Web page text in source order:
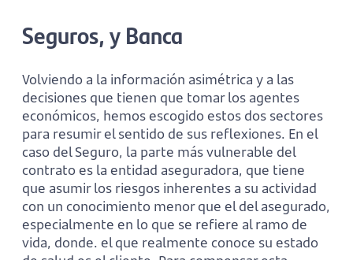
Seguros, y Banca
Volviendo a la información asimétrica y a las
decisiones que tienen que tomar los agentes
económicos, hemos escogido estos dos sectores
para resumir el sentido de sus reflexiones. En el
caso del Seguro, la parte más vulnerable del
contrato es la entidad aseguradora, que tiene
que asumir los riesgos inherentes a su actividad
con un conocimiento menor que el del asegurado,
especialmente en lo que se refiere al ramo de
vida, donde. el que realmente conoce su estado